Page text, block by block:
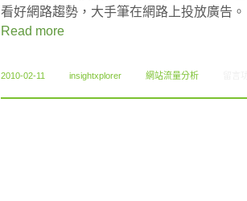
看好網路趨勢，大手筆在網路上投放廣告。
Read more
2010-02-11 insightxplorer 網站流量分析